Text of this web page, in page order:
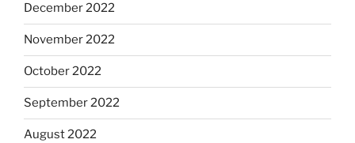
December 2022
November 2022
October 2022
September 2022
August 2022